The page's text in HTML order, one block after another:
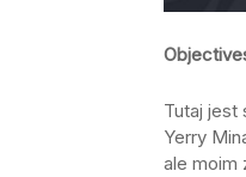
Tutaj jest
Yerry
ale moim